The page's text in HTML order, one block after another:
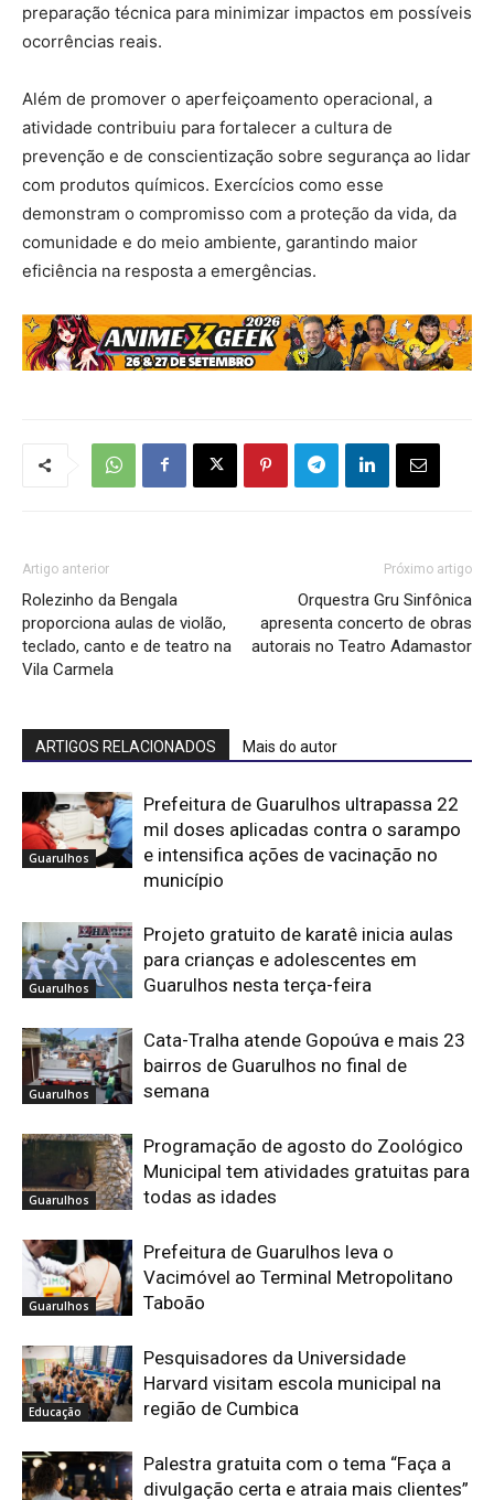
preparação técnica para minimizar impactos em possíveis
ocorrências reais.
Além de promover o aperfeiçoamento operacional, a
atividade contribuiu para fortalecer a cultura de
prevenção e de conscientização sobre segurança ao lidar
com produtos químicos. Exercícios como esse
demonstram o compromisso com a proteção da vida, da
comunidade e do meio ambiente, garantindo maior
eficiência na resposta a emergências.
Artigo anterior
Rolezinho da Bengala
proporciona aulas de violão,
teclado, canto e de teatro na
Vila Carmela
Próximo artigo
Orquestra Gru Sinfônica
apresenta concerto de obras
autorais no Teatro Adamastor
ARTIGOS RELACIONADOS Mais do autor
Guarulhos
Prefeitura de Guarulhos ultrapassa 22
mil doses aplicadas contra o sarampo
e intensifica ações de vacinação no
município
Guarulhos
Projeto gratuito de karatê inicia aulas
para crianças e adolescentes em
Guarulhos nesta terça-feira
Guarulhos
Cata-Tralha atende Gopoúva e mais 23
bairros de Guarulhos no final de
semana
Guarulhos
Programação de agosto do Zoológico
Municipal tem atividades gratuitas para
todas as idades
Guarulhos
Prefeitura de Guarulhos leva o
Vacimóvel ao Terminal Metropolitano
Taboão
Educação
Pesquisadores da Universidade
Harvard visitam escola municipal na
região de Cumbica
Palestra gratuita com o tema “Faça a
divulgação certa e atraia mais clientes”